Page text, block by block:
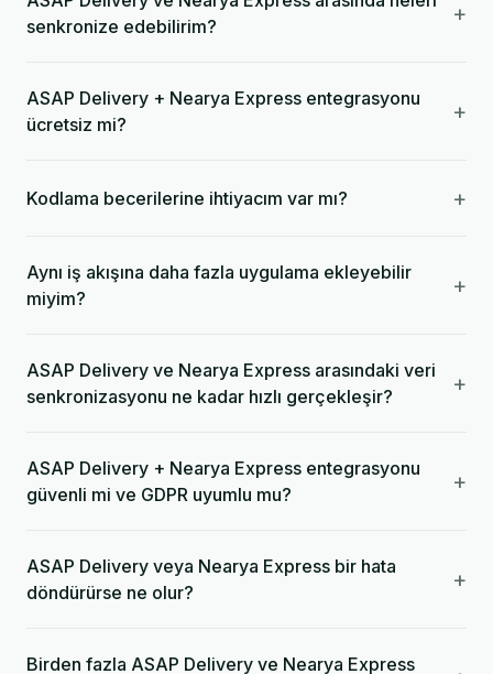
senkronize edebilirim?
+
ASAP Delivery + Nearya Express entegrasyonu
ücretsiz mi?
+
Kodlama becerilerine ihtiyacım var mı? +
Aynı iş akışına daha fazla uygulama ekleyebilir
miyim?
+
ASAP Delivery ve Nearya Express arasındaki veri
senkronizasyonu ne kadar hızlı gerçekleşir?
+
ASAP Delivery + Nearya Express entegrasyonu
güvenli mi ve GDPR uyumlu mu?
+
ASAP Delivery veya Nearya Express bir hata
döndürürse ne olur?
+
Birden fazla ASAP Delivery ve Nearya Express